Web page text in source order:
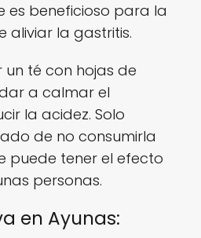
es beneficioso para la
aliviar la gastritis.
té con hojas de
a calmar el
la acidez. Solo
de no consumirla
puede tener el efecto
personas.
en Ayunas: